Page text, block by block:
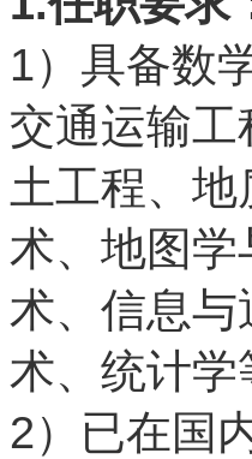
1）具备数
交通运输
土工程、
术、地图
术、信息
术、统计
2）已在国